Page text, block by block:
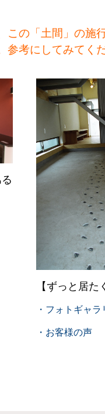
の「土間」の施
考にしてみてくだ
【ずっと居た
・フォトギャラ
・お客様の声